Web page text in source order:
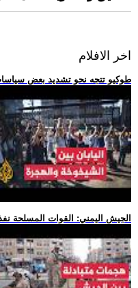
اخر الافلام
.. طوكيو تتجه نحو تشديد بعض
.. الجيش اليمني: القوات المسلحة